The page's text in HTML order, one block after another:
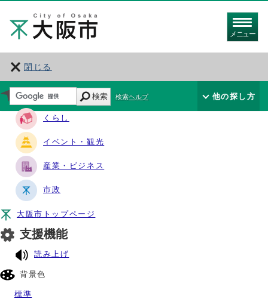
メニュー
閉じる
サイト・ナビ
くらし
イベント・観光
産業・ビジネス
市政
大阪市トップページ
支援機能
読み上げ
背景色
標準
検索 検索ヘルプ 他の探し方